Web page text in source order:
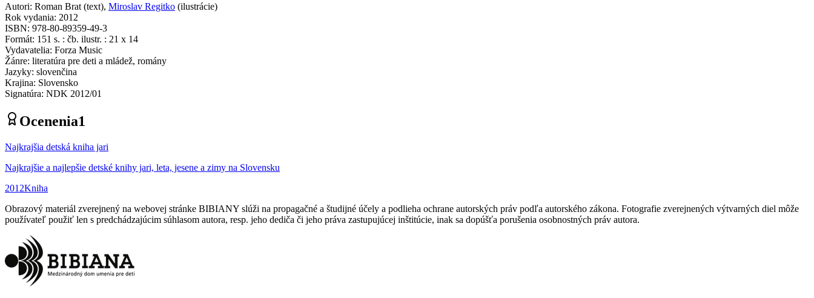
Autori: Roman Brat (text), Miroslav Regitko (ilustrácie)
Rok vydania: 2012
ISBN: 978-80-89359-49-3
Formát: 151 s. : čb. ilustr. : 21 x 14
Vydavatelia: Forza Music
Žánre: literatúra pre deti a mládež, romány
Jazyky: slovenčina
Krajina: Slovensko
Signatúra: NDK 2012/01
Ocenenia1
Najkrajšia detská kniha jari
Najkrajšie a najlepšie detské knihy jari, leta, jesene a zimy na Slovensku
2012Kniha
Obrazový materiál zverejnený na webovej stránke BIBIANY slúži na propagačné a študijné účely a podlieha ochrane autorských práv podľa autorského zákona. Fotografie zverejnených výtvarných diel môže
používateľ použiť len s predchádzajúcim súhlasom autora, resp. jeho dediča či jeho práva zastupujúcej inštitúcie, inak sa dopúšťa porušenia osobnostných práv autora.